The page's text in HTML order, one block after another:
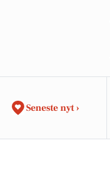
Seneste nyt ›